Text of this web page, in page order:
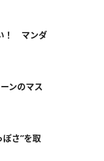
！ マンダ
ンのマス
ぽさ”を取